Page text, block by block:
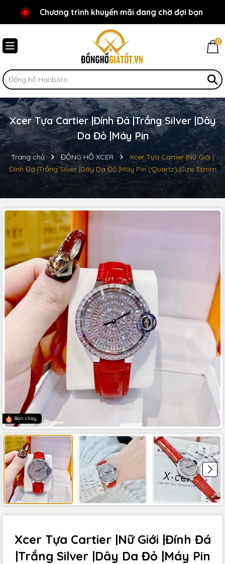
Chào mừng bạn đến với Đồnghồgiátốt.vn!
Chương trình khuyến mãi đang chờ đợi bạn
0
Xcer Tựa Cartier |Đính Đá |Trắng Silver |Dây
Da Đỏ |Máy Pin
Trang chủ ĐỒNG HỒ XCER
Xcer Tựa Cartier |Nữ Giới |
Đính Đá |Trắng Silver |Dây Da Đỏ |Máy Pin (Quartz) |Size 36mm
Bán chạy
Xcer Tựa Cartier |Nữ Giới |Đính Đá
|Trắng Silver |Dây Da Đỏ |Máy Pin